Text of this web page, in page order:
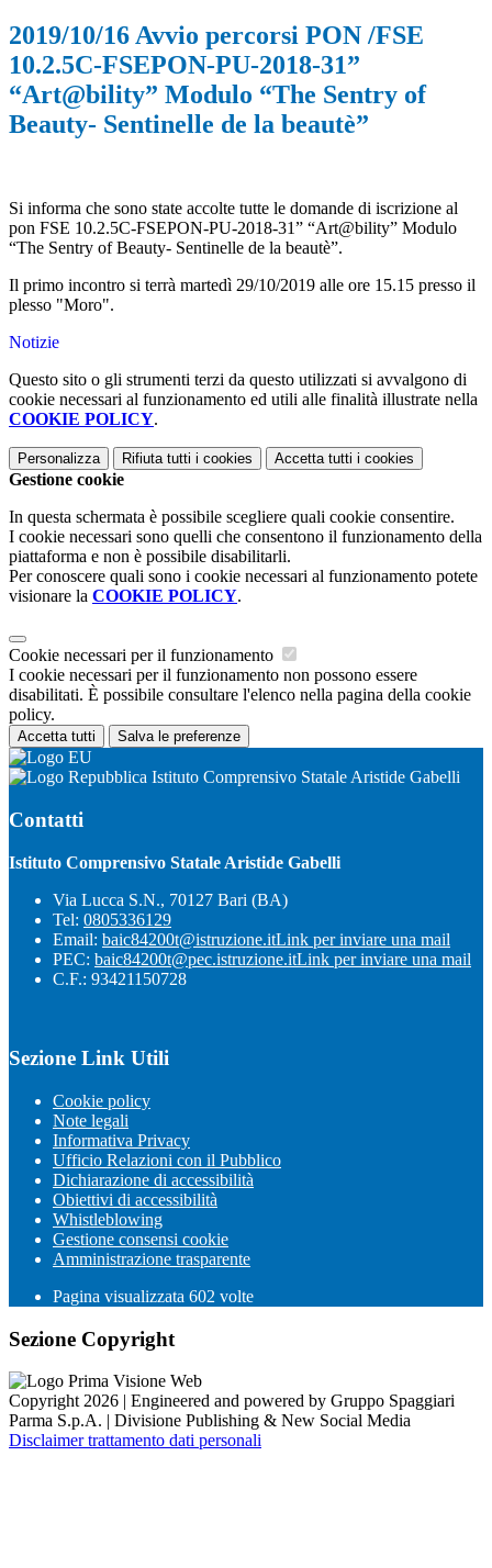
2019/10/16 Avvio percorsi PON /FSE
10.2.5C-FSEPON-PU-2018-31”
“Art@bility” Modulo “The Sentry of
Beauty- Sentinelle de la beautè”
Si informa che sono state accolte tutte le domande di iscrizione al
pon FSE 10.2.5C-FSEPON-PU-2018-31” “Art@bility” Modulo
“The Sentry of Beauty- Sentinelle de la beautè”.
Il primo incontro si terrà martedì 29/10/2019 alle ore 15.15 presso il
plesso "Moro".
Notizie
Questo sito o gli strumenti terzi da questo utilizzati si avvalgono di
cookie necessari al funzionamento ed utili alle finalità illustrate nella
COOKIE POLICY.
Personalizza Rifiuta tutti i cookies Accetta tutti i cookies
Gestione cookie
In questa schermata è possibile scegliere quali cookie consentire.
I cookie necessari sono quelli che consentono il funzionamento della
piattaforma e non è possibile disabilitarli.
Per conoscere quali sono i cookie necessari al funzionamento potete
visionare la COOKIE POLICY.
Cookie necessari per il funzionamento
I cookie necessari per il funzionamento non possono essere
disabilitati. È possibile consultare l'elenco nella pagina della cookie
policy.
Accetta tutti Salva le preferenze
Istituto Comprensivo Statale Aristide Gabelli
Contatti
Istituto Comprensivo Statale Aristide Gabelli
Via Lucca S.N., 70127 Bari (BA)
Tel: 0805336129
Email: baic84200t@istruzione.itLink per inviare una mail
PEC: baic84200t@pec.istruzione.itLink per inviare una mail
C.F.: 93421150728
Sezione Link Utili
Cookie policy
Note legali
Informativa Privacy
Ufficio Relazioni con il Pubblico
Dichiarazione di accessibilità
Obiettivi di accessibilità
Whistleblowing
Gestione consensi cookie
Amministrazione trasparente
Pagina visualizzata 602 volte
Sezione Copyright
Copyright 2026 | Engineered and powered by Gruppo Spaggiari
Parma S.p.A. | Divisione Publishing & New Social Media
Disclaimer trattamento dati personali